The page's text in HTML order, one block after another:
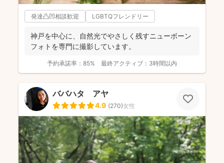
発達凸凹相談歓迎 LGBTQフレンドリー
神戸を中心に、自然光でやさしく残すニューボーン
フォトを専門に撮影しています。
予約承諾率： 85% 最終アクティブ： 3時間以内
ババハタ アヤ
4.9 (270)女性